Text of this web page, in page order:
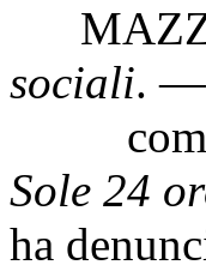
sociali. —
come
Sole 24
ha